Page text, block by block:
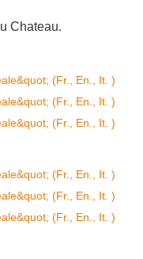
Chateau.